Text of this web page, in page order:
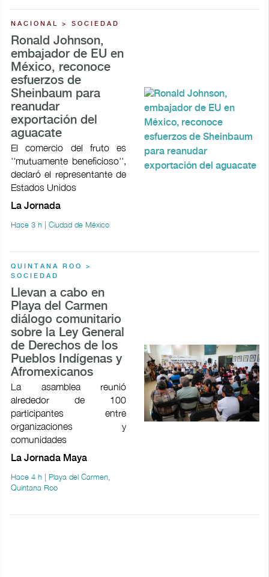
NACIONAL > SOCIEDAD
Ronald Johnson,
embajador de EU en
México, reconoce
esfuerzos de
Sheinbaum para
reanudar
exportación del
aguacate
El comercio del fruto es
''mutuamente beneficioso'',
declaró el representante de
Estados Unidos
La Jornada
Hace 3 h | Ciudad de México
QUINTANA ROO >
SOCIEDAD
Llevan a cabo en
Playa del Carmen
diálogo comunitario
sobre la Ley General
de Derechos de los
Pueblos Indígenas y
Afromexicanos
La asamblea reunió
alrededor de 100
participantes entre
organizaciones y
comunidades
La Jornada Maya
Hace 4 h | Playa del Carmen,
Quintana Roo